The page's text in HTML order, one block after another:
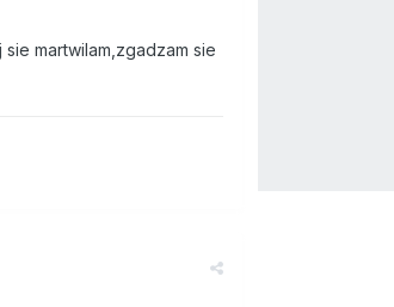
martwilam,zgadzam sie